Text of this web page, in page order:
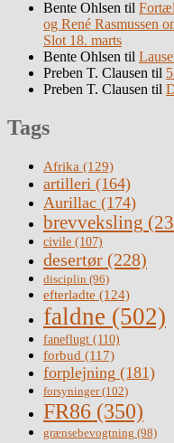
Bente Ohlsen til
og René Rasmussen
Slot 18. marts
Bente Ohlsen til
Preben T. Clausen til
Preben T. Clausen til
Tags
Afrika (129)
artilleri (164)
Aurillac (174)
brevveksling
civile (107)
desertør (228)
disciplin (96)
efterladte (124)
faldne (502)
faneflugt (110)
forbud (117)
forplejning (181)
forsyninger(102)
FR86 (350)
grænsebevogtning (98)